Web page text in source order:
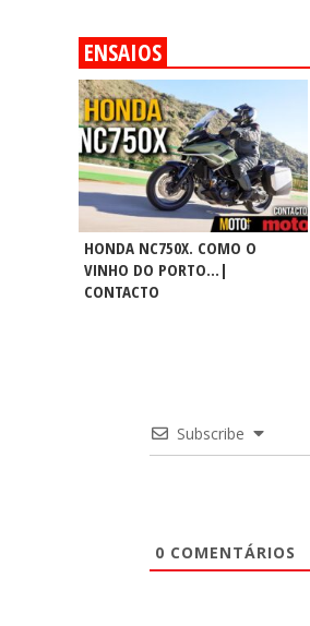
ENSAIOS
HONDA NC750X. COMO O
VINHO DO PORTO…|
CONTACTO
Subscribe
0 COMENTÁRIOS